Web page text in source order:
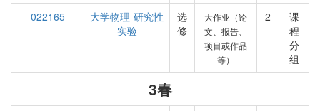
022165
大学物理-研究性
实验
选
修
大作业（论
文、报告、
项目或作品
等）
2
课
程
分
组
3春